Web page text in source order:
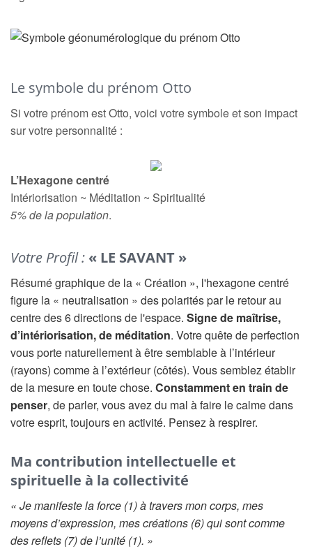
Le symbole du prénom Otto
Si votre prénom est Otto, voici votre symbole et son impact
sur votre personnalité :
L’Hexagone centré
Intériorisation ~ Méditation ~ Spiritualité
5% de la population.
Votre Profil : « LE SAVANT »
Résumé graphique de la « Création », l'hexagone centré
figure la « neutralisation » des polarités par le retour au
centre des 6 directions de l'espace. Signe de maîtrise,
d’intériorisation, de méditation. Votre quête de perfection
vous porte naturellement à être semblable à l’intérieur
(rayons) comme à l’extérieur (côtés). Vous semblez établir
de la mesure en toute chose. Constamment en train de
penser, de parler, vous avez du mal à faire le calme dans
votre esprit, toujours en activité. Pensez à respirer.
Ma contribution intellectuelle et
spirituelle à la collectivité
« Je manifeste la force (1) à travers mon corps, mes
moyens d’expression, mes créations (6) qui sont comme
des reflets (7) de l’unité (1). »